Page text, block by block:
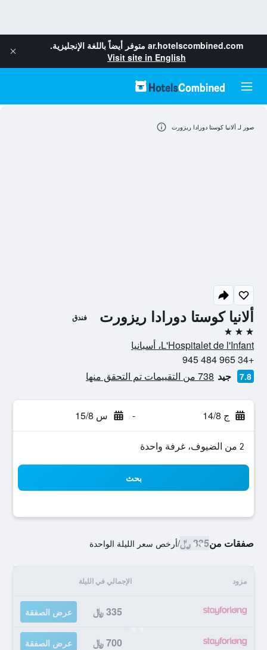
ar.hotelscombined.com متوفر أيضاً باللغة الإنجليزية.
Visit site in English
ألانيا كوستا دورادا ريزورت فندق
3 نجوم
L'Hospitalet de l'Infant، أسبانيا
+34 965 484 945
7.8 جيد 738 من التقييمات تم التحقق منها
ج 14/8 - س 15/8
2 من الضيوف، غرفة واحدة
بحث
صفقات من335 ﷼ /أرخص سعر الليلة الواحدة
مزود الإجمالي في الليلة
335 ﷼ عرض الصفقة
700 ﷼ عرض الصفقة
صور لـ ألانيا كوستا دورادا ريزورت